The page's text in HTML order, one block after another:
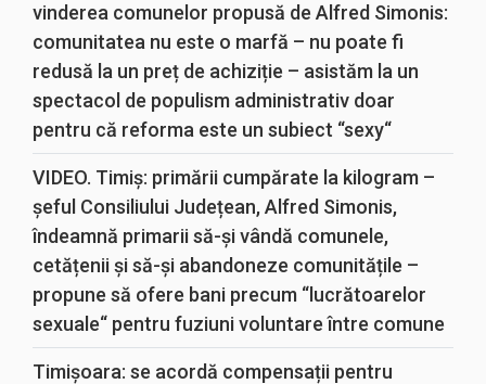
vinderea comunelor propusă de Alfred Simonis:
comunitatea nu este o marfă – nu poate fi
redusă la un preț de achiziție – asistăm la un
spectacol de populism administrativ doar
pentru că reforma este un subiect “sexy“
VIDEO. Timiș: primării cumpărate la kilogram –
șeful Consiliului Județean, Alfred Simonis,
îndeamnă primarii să-și vândă comunele,
cetățenii și să-și abandoneze comunitățile –
propune să ofere bani precum “lucrătoarelor
sexuale“ pentru fuziuni voluntare între comune
Timișoara: se acordă compensații pentru